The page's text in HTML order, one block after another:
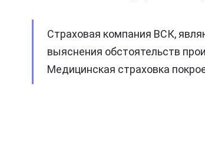
Страховая компания ВСК,
выяснения обстоятельств
Медицинская страховка